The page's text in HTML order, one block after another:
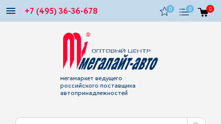
+7 (495) 36-36-678 0 0 0
мегамаркет ведущего
российского поставщика
автопринадлежностей